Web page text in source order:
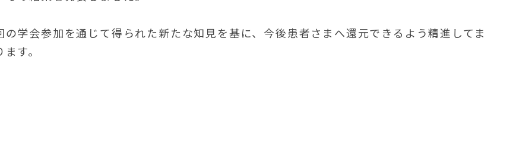
の学会参加を通じて得られた新たな知見を基に、今後患者さまへ還元できるよう精進してま
す。